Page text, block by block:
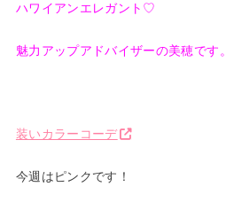
ハワイアンエレガント♡
魅力アップアドバイザーの美穂です。
装いカラーコーデ
今週はピンクです！